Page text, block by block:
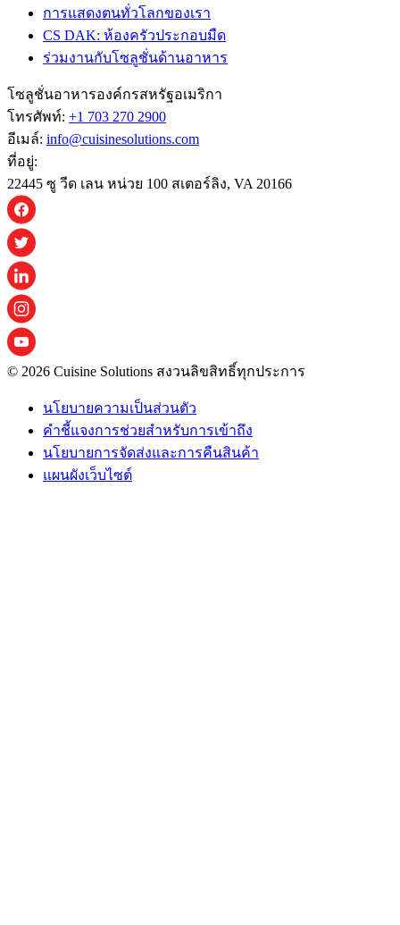
การแสดงตนทั่วโลกของเรา
CS DAK: ห้องครัวประกอบมืด
ร่วมงานกับโซลูชั่นด้านอาหาร
โซลูชั่นอาหารองค์กรสหรัฐอเมริกา
โทรศัพท์: +1 703 270 2900
อีเมล์: info@cuisinesolutions.com
ที่อยู่:
22445 ซู วีด เลน หน่วย 100 สเตอร์ลิง, VA 20166
© 2026 Cuisine Solutions สงวนลิขสิทธิ์ทุกประการ
นโยบายความเป็นส่วนตัว
คําชี้แจงการช่วยสําหรับการเข้าถึง
นโยบายการจัดส่งและการคืนสินค้า
แผนผังเว็บไซต์